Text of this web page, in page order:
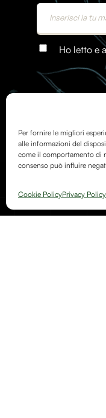
Per fornire le migliori
alle informazioni del
come il comportamento di
consenso può influire
Cookie PolicyPrivacy Policy
Ho letto e